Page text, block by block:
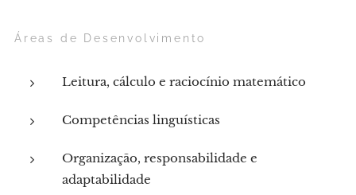
Áreas de Desenvolvimento
Leitura, cálculo e raciocínio matemático
Competências linguísticas
Organização, responsabilidade e
adaptabilidade